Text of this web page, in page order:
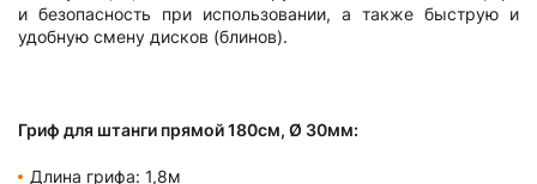
и безопасность при использовании, а также быструю и
удобную смену дисков (блинов).
Гриф для штанги прямой 180см, Ø 30мм:
Длина грифа: 1,8м